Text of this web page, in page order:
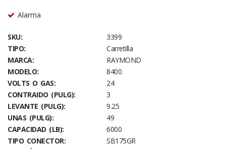
Alarma
SKU:
3399
TIPO:
Carretilla
MARCA:
RAYMOND
MODELO:
8400
VOLTS O GAS:
24
CONTRAIDO (PULG):
3
LEVANTE (PULG):
9.25
UNAS (PULG):
49
CAPACIDAD (LB):
6000
TIPO CONECTOR:
SB175GR